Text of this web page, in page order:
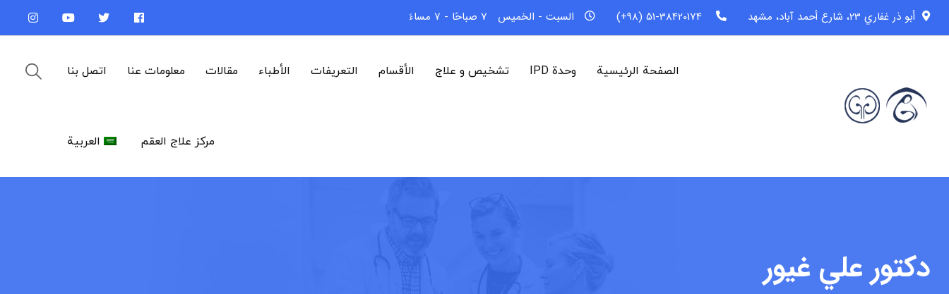
تخطى
المحتوى
أبو ذر غفاري 23، شارع أحمد آباد، مشهد 51-38420174 (98+) السبت - الخميس
الصفحة الرئيسية وحدة IPD تشخیص و علاج الأقسام التعريفات الأطباء مقالات معلومات عنا اتصل بنا
مركز علاج العقم العربية
دكتور علي غيور